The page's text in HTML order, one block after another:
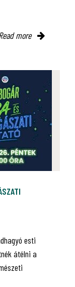
more
esti
átélni a